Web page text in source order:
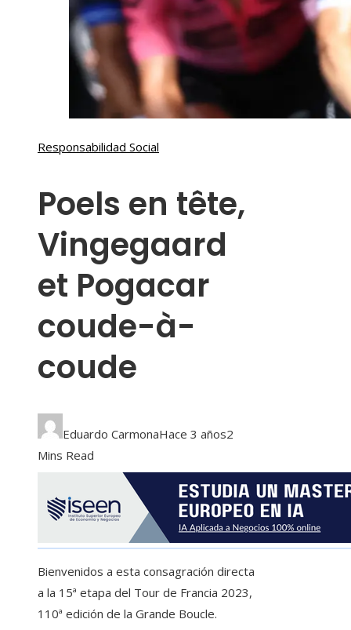
Responsabilidad Social
Poels en tête,
Vingegaard
et Pogacar
coude-à-
coude
Eduardo CarmonaHace 3 años2
Mins Read
Bienvenidos a esta consagración directa
a la 15ª etapa del Tour de Francia 2023,
110ª edición de la Grande Boucle.